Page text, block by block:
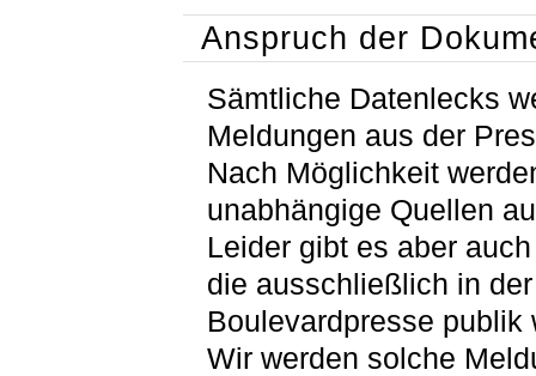
Anspruch der
Sämtliche Datenlecks
Meldungen aus der
Nach Möglichkeit
unabhängige Quellen
Leider gibt es aber
die ausschließlich in der
Boulevardpresse publik
Wir werden solche